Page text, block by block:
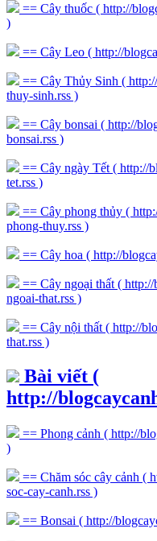
== Cây thuốc ( http://
)
== Cây Leo ( http://
== Cây Thủy Sinh (
thuy-sinh.rss )
== Cây bonsai ( http://
bonsai.rss )
== Cây ngày Tết ( http://
tet.rss )
== Cây phong thủy (
phong-thuy.rss )
== Cây hoa ( http://
== Cây ngoại thất ( http://
ngoai-that.rss )
== Cây nội thất ( http://
that.rss )
Bài viết (
http://
== Phong cảnh ( http://
)
== Chăm sóc cây cảnh (
soc-cay-canh.rss )
== Bonsai ( http://